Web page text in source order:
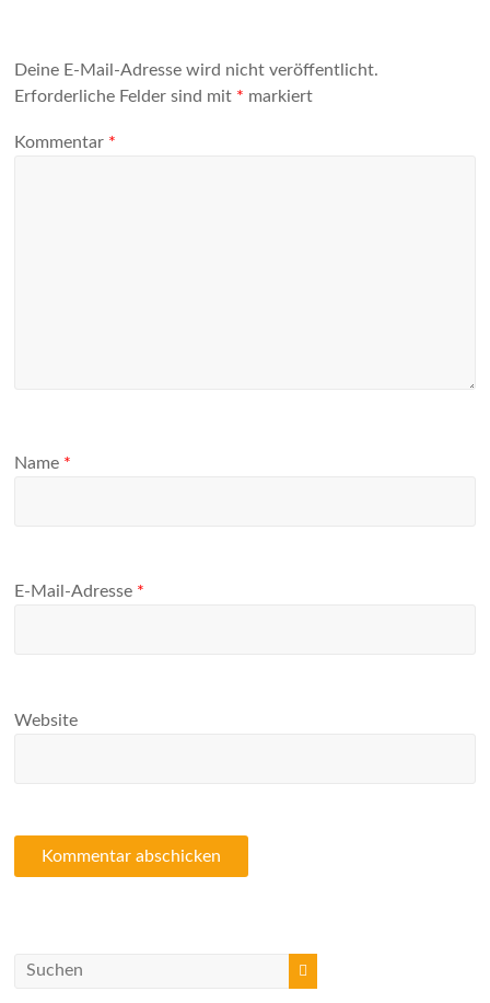
Deine E-Mail-Adresse wird nicht veröffentlicht.
Erforderliche Felder sind mit * markiert
Kommentar *
Name *
E-Mail-Adresse *
Website